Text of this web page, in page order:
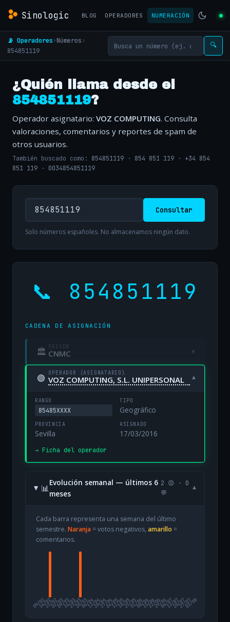
Sinologic BLOG OPERADORES NUMERACIÓN
📡 Operadores›Números›
854851119
🔍
¿Quién llama desde el
854851119?
Operador asignatario: VOZ COMPUTING. Consulta
valoraciones, comentarios y reportes de spam de
otros usuarios.
También buscado como: 854851119 · 854 851 119 · +34 854
851 119 · 0034854851119
Consultar
Solo números españoles. No almacenamos ningún dato.
📞 854851119
CADENA DE ASIGNACIÓN
🏛 ORIGEN
CNMC ▾
🟢 OPERADOR (ASIGNATARIO)
VOZ COMPUTING, S.L. UNIPERSONAL ▾
RANGO
85485XXXX
TIPO
Geográfico
PROVINCIA
Sevilla
ASIGNADO
17/03/2016
→ Ficha del operador
📊
Evolución semanal — últimos 6
meses
2 😡 · 0
💬
▾
Cada barra representa una semana del último
semestre. Naranja= votos negativos, amarillo =
comentarios.
09/02
16/0223/0202/0309/0316/0323/0330/0306/0413/0420/0427/0404/0511/0518/0525/0501/0608/0615/0622/0629/0606/0713/0720/0727/07
03/08